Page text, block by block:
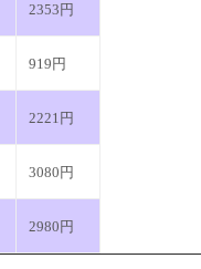
2353円
919円
2221円
3080円
2980円